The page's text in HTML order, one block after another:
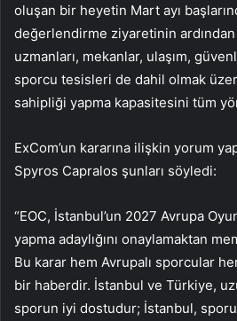
oluşan bir heyetin Mart ayı
değerlendirme ziyaretinin ardından
uzmanları, mekanlar, ulaşım,
sporcu tesisleri de dahil olmak
sahipliği yapma kapasitesini tüm
ExCom’un kararına ilişkin yorum
Spyros Capralos şunları söyledi:
“EOC, İstanbul’un 2027 Avrupa
yapma adaylığını onaylamaktan
Bu karar hem Avrupalı sporcular
bir haberdir. İstanbul ve Türkiye,
sporun iyi dostudur; İstanbul, sporu